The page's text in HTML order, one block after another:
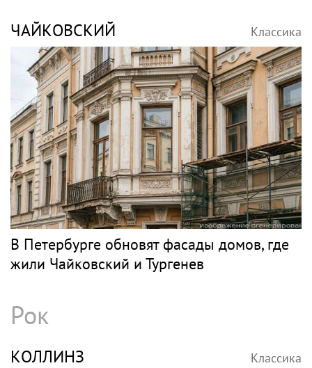
ЧАЙКОВСКИЙ Классика
В Петербурге обновят фасады домов, где
жили Чайковский и Тургенев
Рок
КОЛЛИНЗ Классика